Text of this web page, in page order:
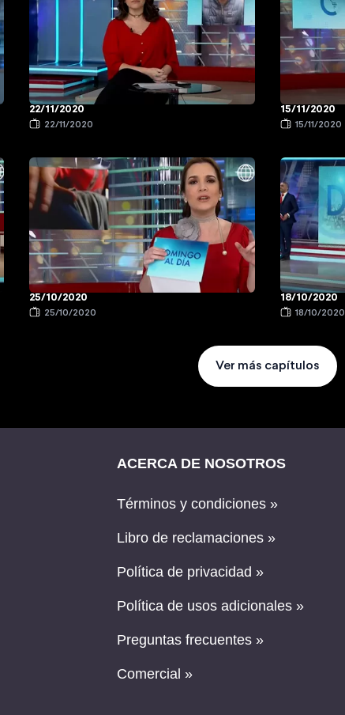
22/11/2020
22/11/2020
15/11/2020
15/11/2020
25/10/2020
25/10/2020
18/10/2020
18/10/2020
Ver más capítulos
ACERCA DE NOSOTROS
Términos y condiciones »
Libro de reclamaciones »
Política de privacidad »
Política de usos adicionales »
Preguntas frecuentes »
Comercial »